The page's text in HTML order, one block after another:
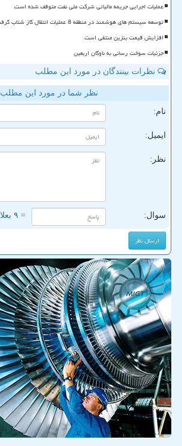
عملیات اجرایی جریمه مالیاتی شرکت ملی نفت متوقف شده است
توسعه سیستم های هوشمند در منطقه 8 عملیات انتقال گاز شتاب گرفت
افزایش قیمت بنزین منتفی است
جزئیات سوخت رسانی به ناوگان اربعین
نظرات بینندگان در مورد این مطلب
نظر شما در مورد این مطلب
نام:
ایمیل:
نظر:
سوال: = ۹ بعلاوه ۱